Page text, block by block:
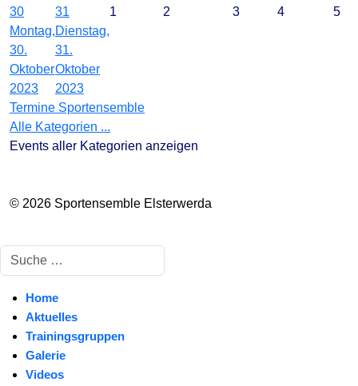
30
Montag,
30.
Oktober
2023
31
Dienstag,
31.
Oktober
2023
1 2 3 4 5
Termine Sportensemble
Alle Kategorien ...
Events aller Kategorien anzeigen
© 2026 Sportensemble Elsterwerda
Suchen
Home
Aktuelles
Trainingsgruppen
Galerie
Videos